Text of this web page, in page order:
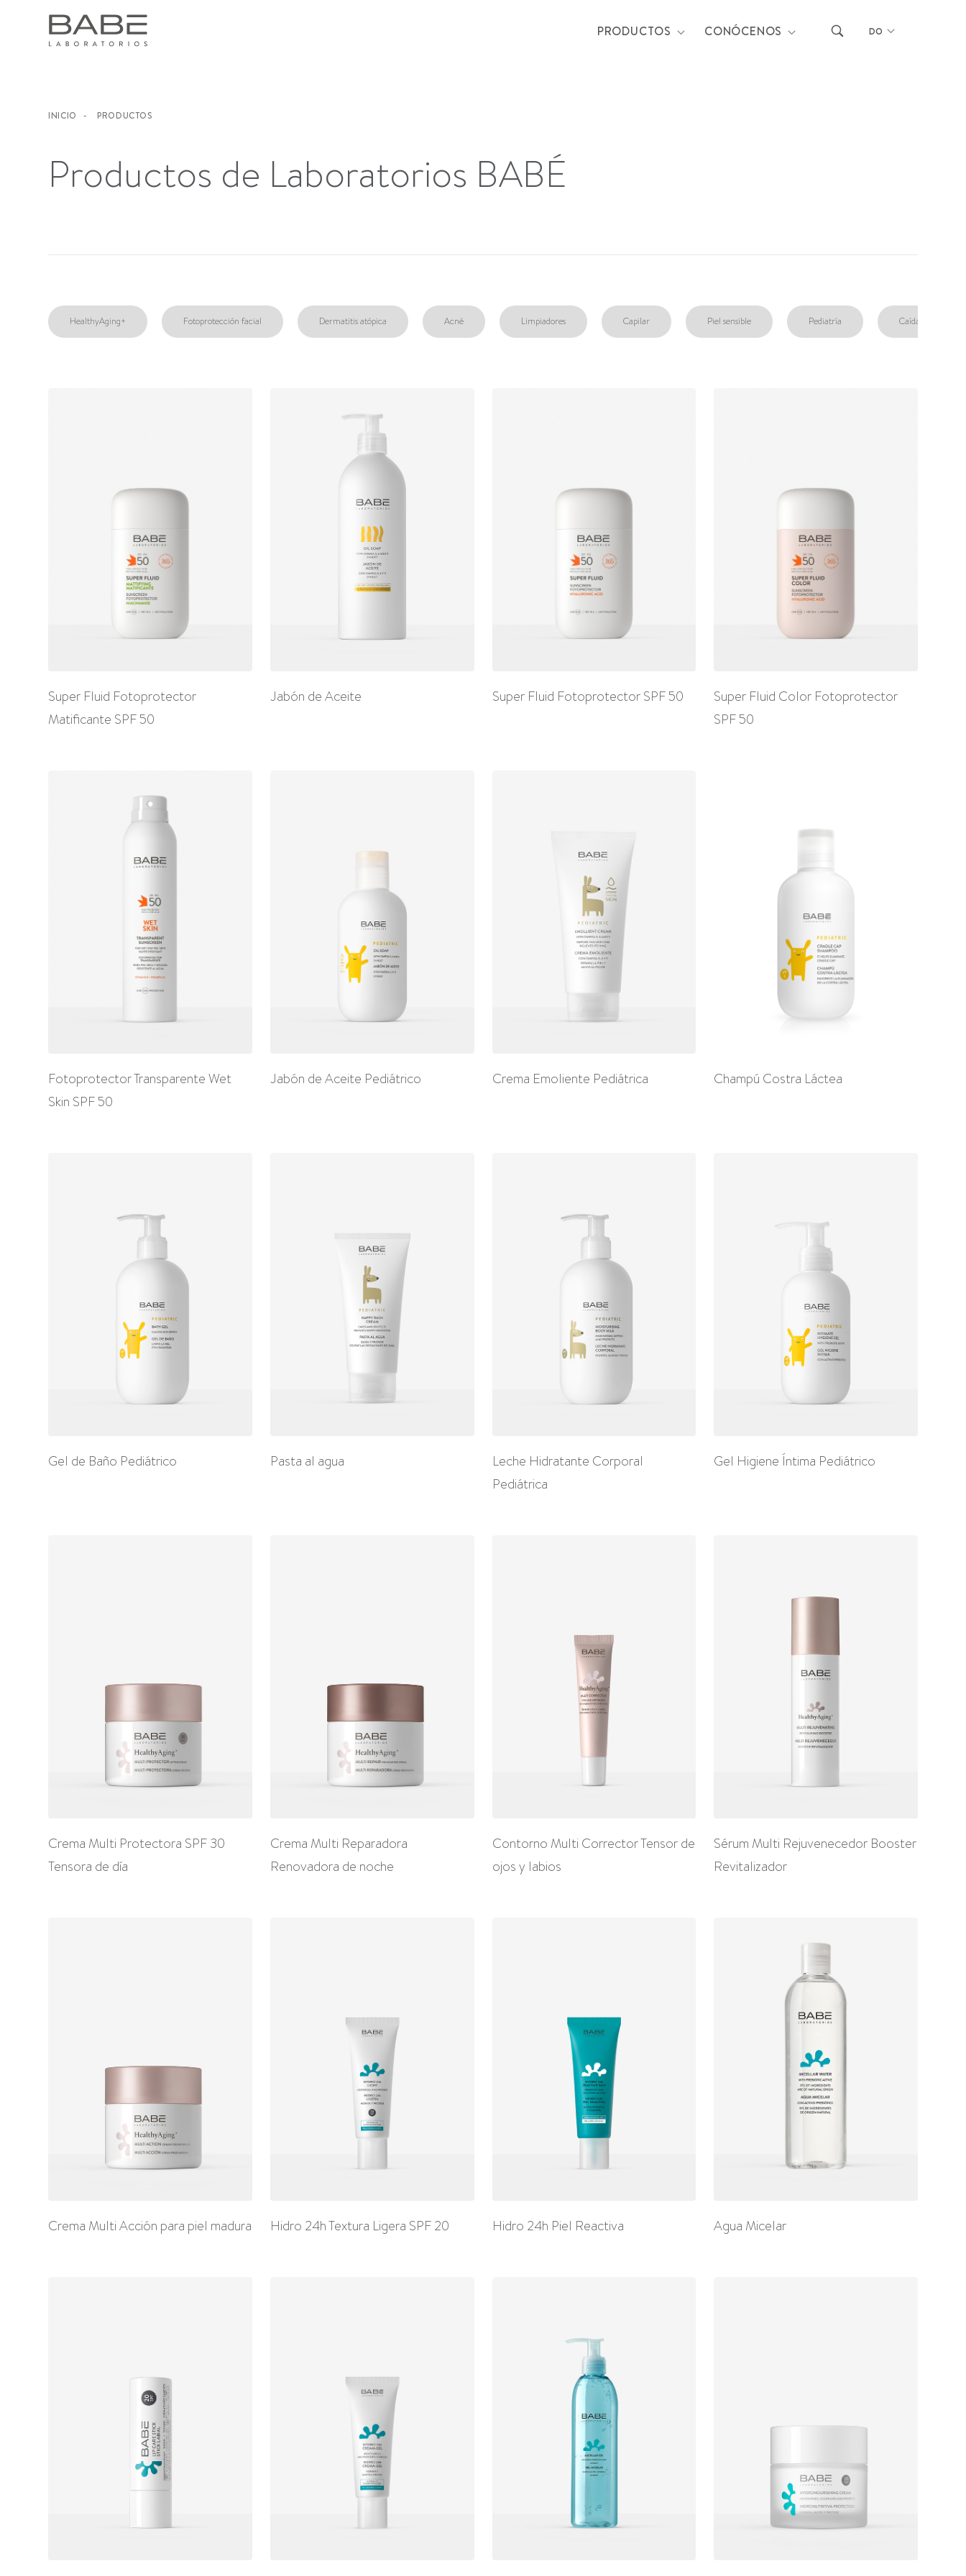
PRODUCTOS CONÓCENOS DO
INICIO - PRODUCTOS
Productos de Laboratorios BABÉ
HealthyAging+ Fotoprotección facial Dermatitis atópica Acné Limpiadores Capilar Piel sensible Pediatría Caída capilar
Super Fluid Fotoprotector
Matificante SPF 50
Jabón de Aceite Super Fluid Fotoprotector SPF 50
Super Fluid Color Fotoprotector
SPF 50
Fotoprotector Transparente Wet
Skin SPF 50
Jabón de Aceite Pediátrico Crema Emoliente Pediátrica Champú Costra Láctea
Gel de Baño Pediátrico Pasta al agua
Leche Hidratante Corporal
Pediátrica
Gel Higiene Íntima Pediátrico
Crema Multi Protectora SPF 30
Tensora de día
Crema Multi Reparadora
Renovadora de noche
Contorno Multi Corrector Tensor de
ojos y labios
Sérum Multi Rejuvenecedor Booster
Revitalizador
Crema Multi Acción para piel madura Hidro 24h Textura Ligera SPF 20 Hidro 24h Piel Reactiva Agua Micelar